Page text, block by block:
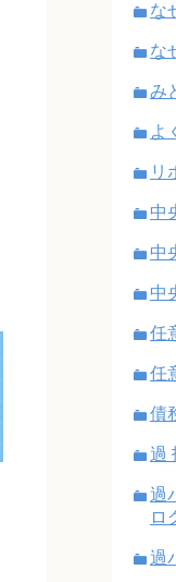
な
な
み
よ
リ
中
中
中
任
任
債
過
過
ロ
過